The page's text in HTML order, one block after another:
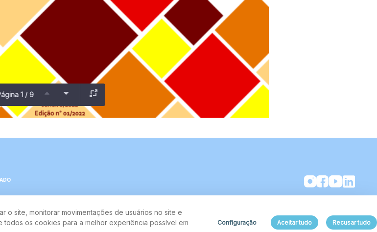
1 / 9
o site, monitorar movimentações de usuários no site e
os cookies para a melhor experiência possível em
Configuração Aceitar tudo Recusar tudo